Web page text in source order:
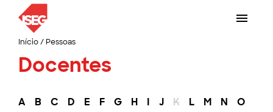
Início/ Pessoas
Docentes
A B C D E F G H I J K L M N O